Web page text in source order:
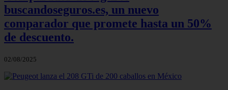
buscandoseguros.es, un nuevo
comparador que promete hasta un 50%
de descuento.
02/08/2025